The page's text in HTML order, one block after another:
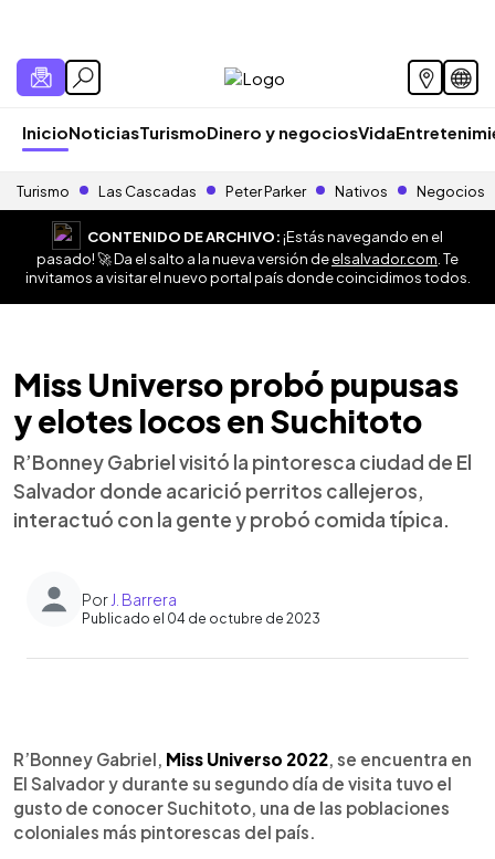
InicioNoticiasTurismoDinero y negociosVida
Turismo Las Cascadas Peter Parker Nativos Negocios
CONTENIDO DE ARCHIVO:¡Estás navegando en el
pasado! 🚀 Da el salto a la nueva versión deelsalvador.com . Te
invitamos a visitar el nuevo portal país donde coincidimos todos.
Miss Universo probó pupusas
y elotes locos en Suchitoto
R’Bonney Gabriel visitó la pintoresca ciudad de El
Salvador donde acarició perritos callejeros,
interactuó con la gente y probó comida típica.
Por J. Barrera
Publicado el 04 de octubre de 2023
Escuchar artículo
R’Bonney Gabriel, Miss Universo 2022, se encuentra en
El Salvador y durante su segundo día de visita tuvo el
gusto de conocer Suchitoto, una de las poblaciones
coloniales más pintorescas del país.